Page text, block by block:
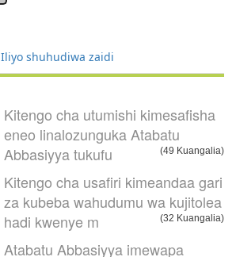
Iliyo shuhudiwa zaidi
Kitengo cha utumishi kimesafisha
eneo linalozunguka Atabatu
Abbasiyya tukufu
(49 Kuangalia)
Kitengo cha usafiri kimeandaa gari
za kubeba wahudumu wa kujitolea
hadi kwenye m
(32 Kuangalia)
Atabatu Abbasiyya imewapa